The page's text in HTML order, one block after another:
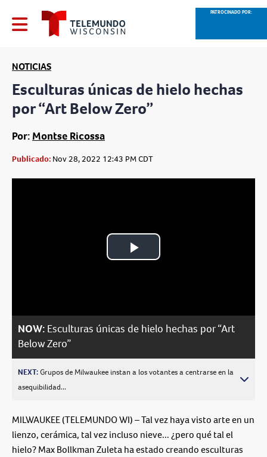
PATROCINADO POR:
NOTICIAS
Esculturas únicas de hielo hechas
por “Art Below Zero”
Por: Montse Ricossa
Publicado: Nov 28, 2022 12:43 PM CDT
Play
NOW: Esculturas únicas de hielo hechas por “Art
Below Zero”
NEXT:Grupos de Milwaukee instan a los votantes a centrarse en la
asequibilidad...
MILWAUKEE (TELEMUNDO WI) – Tal vez haya visto arte en un
lienzo, cerámica, tal vez incluso nieve... ¿pero qué tal el
hielo? Max Bollkman Zuleta ha estado creando esculturas